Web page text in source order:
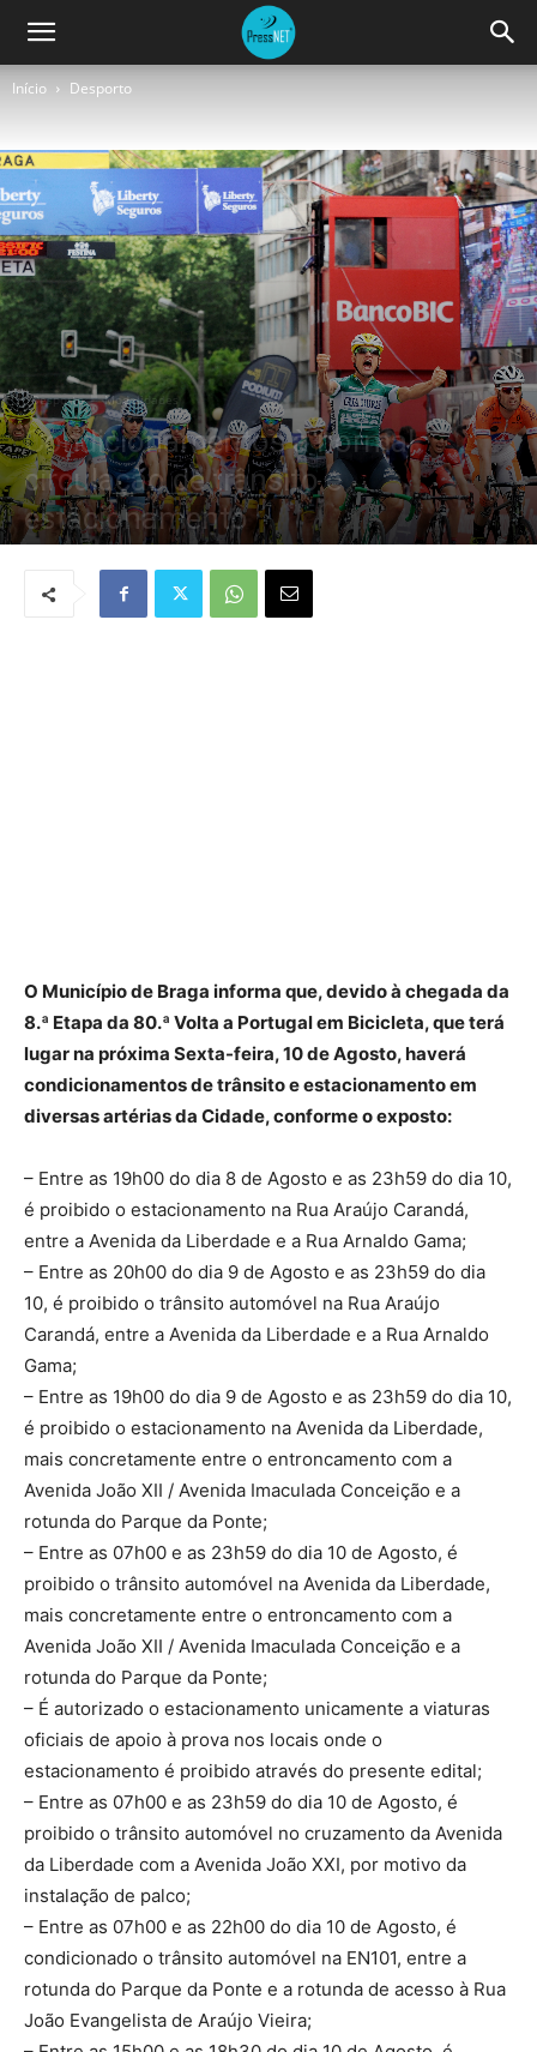
Início Desporto
Desporto Modalidades
Condicionamentos à normal
circulação de trânsito e
estacionamento
O Município de Braga informa que, devido à chegada da
8.ª Etapa da 80.ª Volta a Portugal em Bicicleta, que terá
lugar na próxima Sexta-feira, 10 de Agosto, haverá
condicionamentos de trânsito e estacionamento em
diversas artérias da Cidade, conforme o exposto:
– Entre as 19h00 do dia 8 de Agosto e as 23h59 do dia 10,
é proibido o estacionamento na Rua Araújo Carandá,
entre a Avenida da Liberdade e a Rua Arnaldo Gama;
– Entre as 20h00 do dia 9 de Agosto e as 23h59 do dia
10, é proibido o trânsito automóvel na Rua Araújo
Carandá, entre a Avenida da Liberdade e a Rua Arnaldo
Gama;
– Entre as 19h00 do dia 9 de Agosto e as 23h59 do dia 10,
é proibido o estacionamento na Avenida da Liberdade,
mais concretamente entre o entroncamento com a
Avenida João XII / Avenida Imaculada Conceição e a
rotunda do Parque da Ponte;
– Entre as 07h00 e as 23h59 do dia 10 de Agosto, é
proibido o trânsito automóvel na Avenida da Liberdade,
mais concretamente entre o entroncamento com a
Avenida João XII / Avenida Imaculada Conceição e a
rotunda do Parque da Ponte;
– É autorizado o estacionamento unicamente a viaturas
oficiais de apoio à prova nos locais onde o
estacionamento é proibido através do presente edital;
– Entre as 07h00 e as 23h59 do dia 10 de Agosto, é
proibido o trânsito automóvel no cruzamento da Avenida
da Liberdade com a Avenida João XXI, por motivo da
instalação de palco;
– Entre as 07h00 e as 22h00 do dia 10 de Agosto, é
condicionado o trânsito automóvel na EN101, entre a
rotunda do Parque da Ponte e a rotunda de acesso à Rua
João Evangelista de Araújo Vieira;